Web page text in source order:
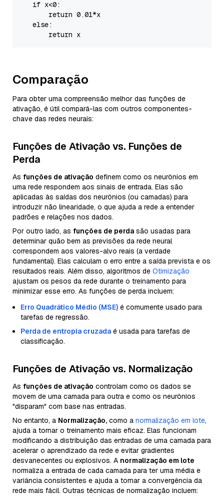
if x<0:
return 0.01*x
else:
return
Comparação
Para obter uma compreensão melhor das funções de
ativação, é útil compará-las com outros componentes-
chave das redes neurais:
Funções de Ativação vs. Funções de
Perda
As funções de ativação definem como os neurônios em
uma rede respondem aos sinais de entrada. Elas são
aplicadas às saídas dos neurônios (ou camadas) para
introduzir não linearidade, o que ajuda a rede a entender
padrões e relações nos dados.
Por outro lado, as funções de perda são usadas para
determinar quão bem as previsões da rede neural
correspondem aos valores-alvo reais (a verdade
fundamental). Elas calculam o erro entre a saída prevista e os
resultados reais. Além disso, algoritmos de Otimização
ajustam os pesos da rede durante o treinamento para
minimizar esse erro. As funções de perda incluem:
Erro Quadrático Médio (MSE) é comumente usado para
tarefas de regressão.
Perda de entropia cruzada é usada para tarefas de
classificação.
Funções de Ativação vs. Normalização
As funções de ativação controlam como os dados se
movem de uma camada para outra e como os neurônios
"disparam" com base nas entradas.
No entanto, a Normalização, como a normalização em lote,
ajuda a tornar o treinamento mais eficaz. Elas funcionam
modificando a distribuição das entradas de uma camada para
acelerar o aprendizado da rede e evitar gradientes
desvanecentes ou explosivos. A normalização em lote
normaliza a entrada de cada camada para ter uma média e
variância consistentes e ajuda a tornar a convergência da
rede mais fácil. Outras técnicas de normalização incluem: